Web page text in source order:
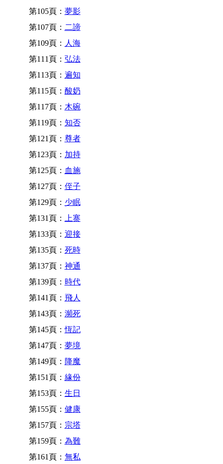
第105頁： 夢影
第107頁： 二諦
第109頁： 人海
第111頁： 弘法
第113頁： 遍知
第115頁： 酸奶
第117頁： 木碗
第119頁： 知否
第121頁： 尊者
第123頁： 加持
第125頁： 血施
第127頁： 侄子
第129頁： 少眠
第131頁：
上寨
第133頁： 迎接
第135頁： 死時
第137頁： 神通
第139頁： 時代
第141頁： 飛人
第143頁： 瀕死
第145頁：恆記
第147頁： 夢境
第149頁： 降魔
第151頁： 緣份
第153頁： 生日
第155頁： 健康
第157頁： 宗塔
第159頁： 為難
第161頁： 無私